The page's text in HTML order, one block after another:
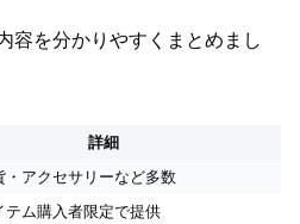
容を分かりやすくまとめまし
詳細
・アクセサリーなど多数
テム購入者限定で提供